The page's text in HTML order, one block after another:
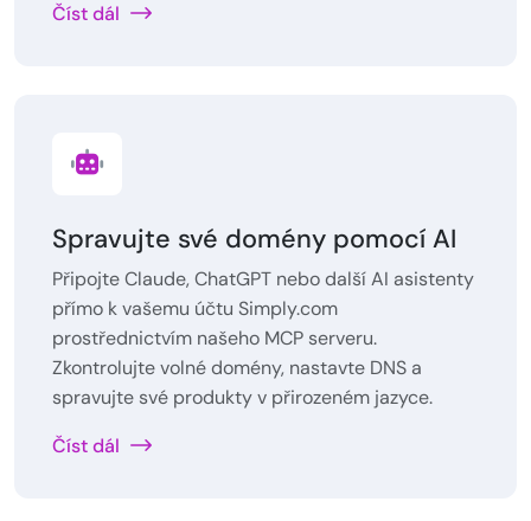
Číst dál
Spravujte své domény pomocí AI
Připojte Claude, ChatGPT nebo další AI asistenty
přímo k vašemu účtu Simply.com
prostřednictvím našeho MCP serveru.
Zkontrolujte volné domény, nastavte DNS a
spravujte své produkty v přirozeném jazyce.
Číst dál